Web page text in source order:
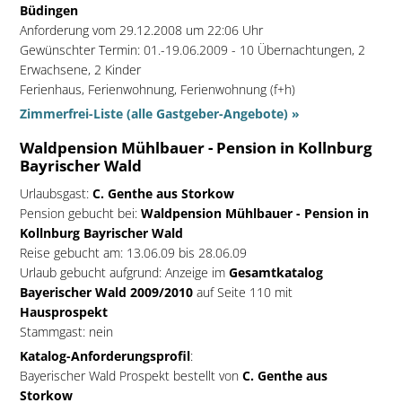
Büdingen
Anforderung vom 29.12.2008 um 22:06 Uhr
Gewünschter Termin: 01.-19.06.2009 - 10 Übernachtungen, 2
Erwachsene, 2 Kinder
Ferienhaus, Ferienwohnung, Ferienwohnung (f+h)
Zimmerfrei-Liste (alle Gastgeber-Angebote) »
Waldpension Mühlbauer - Pension in Kollnburg
Bayrischer Wald
Urlaubsgast:C. Genthe aus Storkow
Pension gebucht bei:Waldpension Mühlbauer - Pension in
Kollnburg Bayrischer Wald
Reise gebucht am: 13.06.09 bis 28.06.09
Urlaub gebucht aufgrund: Anzeige im Gesamtkatalog
Bayerischer Wald 2009/2010auf Seite 110 mit
Hausprospekt
Stammgast: nein
Katalog-Anforderungsprofil:
Bayerischer Wald Prospekt bestellt von C. Genthe aus
Storkow